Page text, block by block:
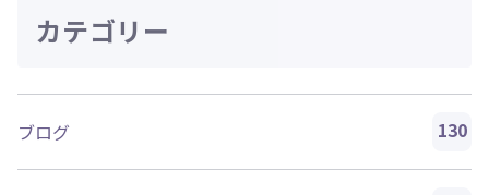
カテゴリー
ブログ 130